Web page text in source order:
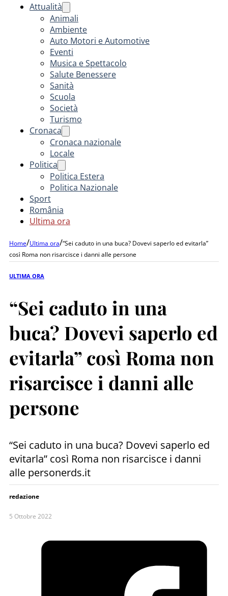
Attualità
Animali
Ambiente
Auto Motori e Automotive
Eventi
Musica e Spettacolo
Salute Benessere
Sanità
Scuola
Società
Turismo
Cronaca
Cronaca nazionale
Locale
Politica
Politica Estera
Politica Nazionale
Sport
România
Ultima ora
Home/Ultima ora/“Sei caduto in una buca? Dovevi saperlo ed evitarla”
così Roma non risarcisce i danni alle persone
ULTIMA ORA
“Sei caduto in una
buca? Dovevi saperlo ed
evitarla” così Roma non
risarcisce i danni alle
persone
“Sei caduto in una buca? Dovevi saperlo ed
evitarla” così Roma non risarcisce i danni
alle personerds.it
redazione
5 Ottobre 2022